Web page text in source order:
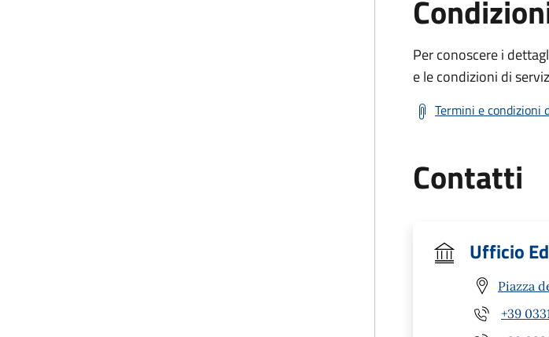
Per conoscere i
e le condizioni di
Termini e condizioni
Contatti
Ufficio
Piazza
+39